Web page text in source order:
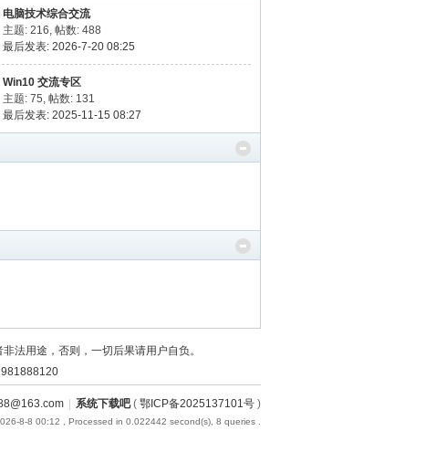
电脑技术综合交流
主题: 216, 帖数: 488
最后发表: 2026-7-20 08:25
Win10 交流专区
主题: 75, 帖数: 131
最后发表: 2025-11-15 08:27
法用途，否则，一切后果请用户自负。
系统下载吧( 鄂ICP备2025137101号 )
8-8 00:12 , Processed in 0.022442 second(s), 8 queries .